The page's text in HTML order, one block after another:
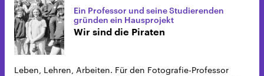
Ein Professor und seine Studierenden
gründen ein Hausprojekt
Wir sind die Piraten
Leben, Lehren, Arbeiten. Für den Fotografie-Professor